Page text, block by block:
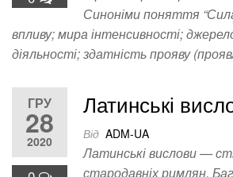
Синоніми поняття
впливу; мира інтенсивності;
діяльності; здатність прояву
ГРУ
28
2020
Латинські
Від ADM-UA
Латинські вислови —
стародавніх римлян.